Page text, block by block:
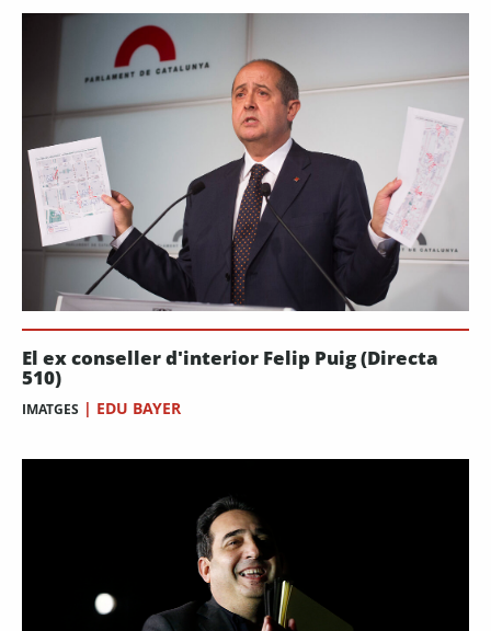
El ex conseller d'interior Felip Puig (Directa
510)
IMATGES | EDU BAYER